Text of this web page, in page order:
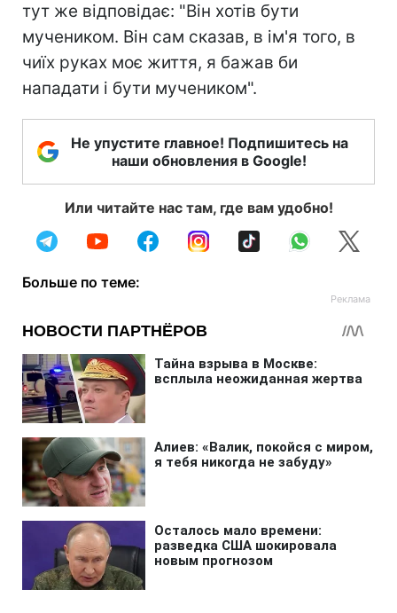
тут же відповідає: "Він хотів бути
мучеником. Він сам сказав, в ім'я того, в
чиїх руках моє життя, я бажав би
нападати і бути мучеником".
Не упустите главное! Подпишитесь на
наши обновления в Google!
Или читайте нас там, где вам удобно!
Больше по теме: